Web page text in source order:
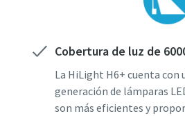
Cobertura de luz de
La HiLight H6+ cuenta con
generación de lámparas
son más eficientes y